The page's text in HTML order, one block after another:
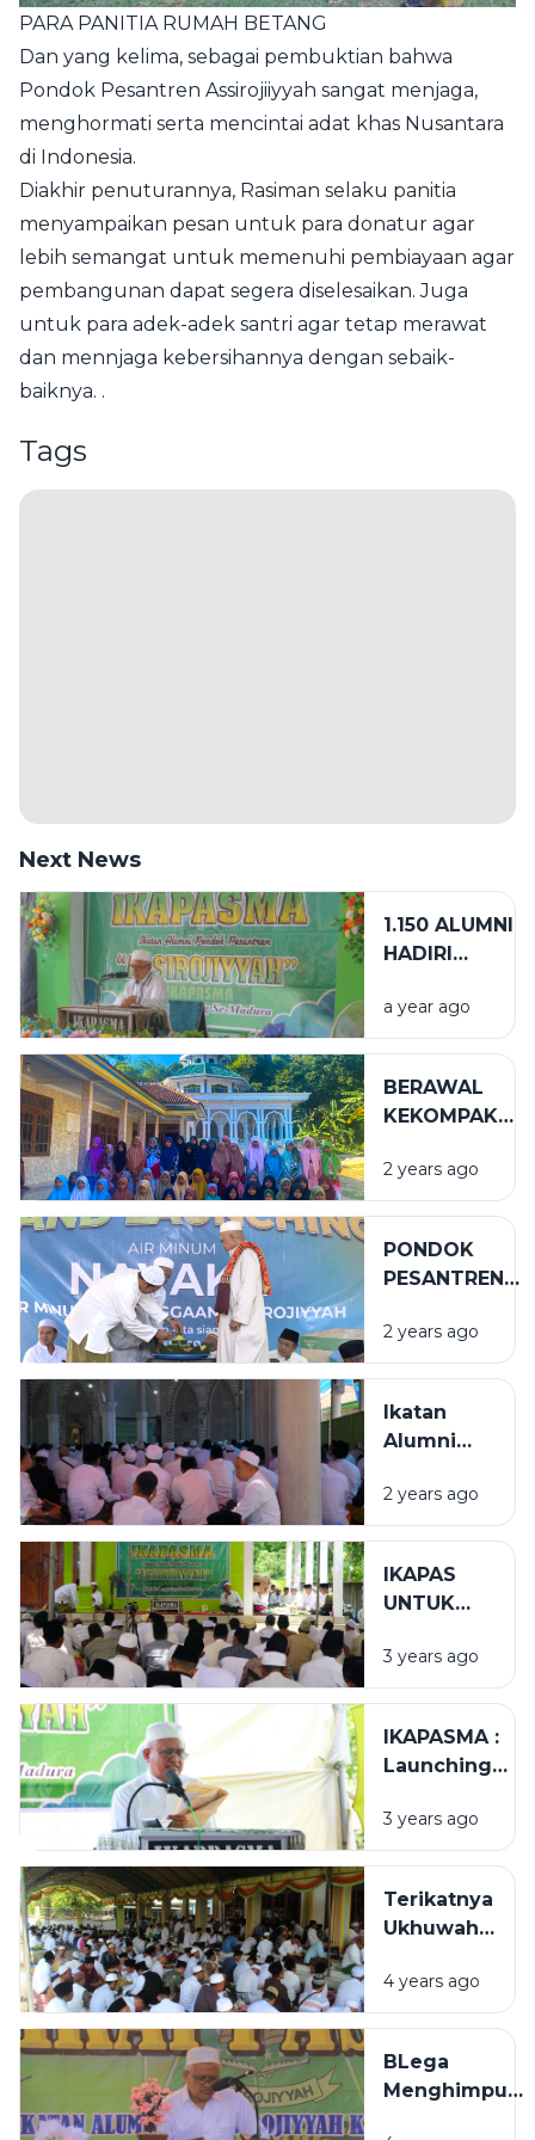
PARA PANITIA RUMAH BETANG
Dan yang kelima, sebagai pembuktian bahwa
Pondok Pesantren Assirojiiyyah sangat menjaga,
menghormati serta mencintai adat khas Nusantara
di Indonesia.
Diakhir penuturannya, Rasiman selaku panitia
menyampaikan pesan untuk para donatur agar
lebih semangat untuk memenuhi pembiayaan agar
pembangunan dapat segera diselesaikan. Juga
untuk para adek-adek santri agar tetap merawat
dan mennjaga kebersihannya dengan sebaik-
baiknya. .
Tags
Next News
1.150 ALUMNI
HADIRI
AKBAR
IKAPASMA,
SINYAL
PONDOK
a year ago
BERAWAL
KEKOMPAKAN
BERBUAH
KESUKSESAN
2 years ago
PONDOK
PESANTREN
RESMI
MINERAL
2 years ago
Ikatan
Alumni
Pesantren
Assirojiyyah
2 years ago
IKAPAS
UNTUK
3 years ago
IKAPASMA :
Launching
Tanah
3 years ago
Terikatnya
Ukhuwah
Assirojiyyah
4 years ago
BLega
Menghimpuni